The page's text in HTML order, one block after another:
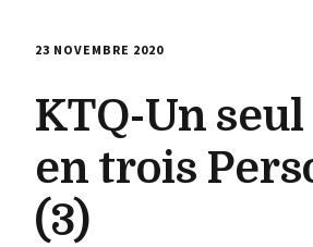
23 NOVEMBRE 2020
KTQ-Un
en trois
(3)